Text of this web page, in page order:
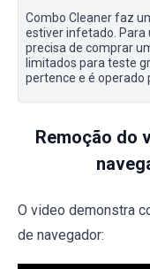
Combo Cleaner faz
estiver infetado. Para
precisa de comprar
limitados para teste
pertence e é operado
Remoção do
O video demonstra
de navegador: